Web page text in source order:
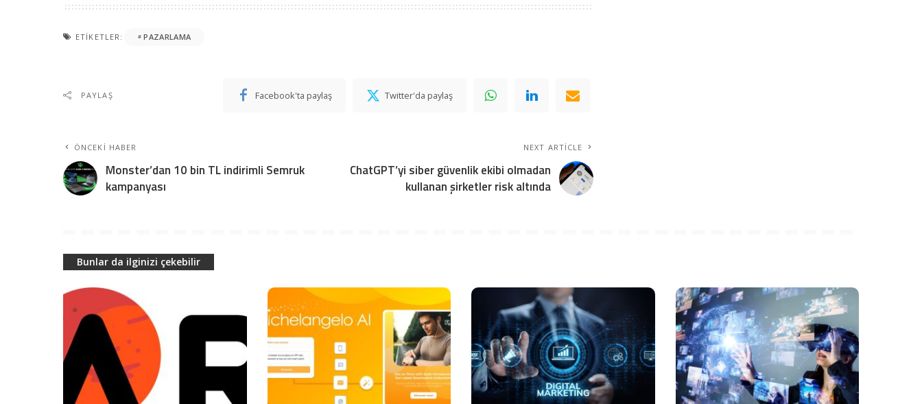
ETIKETLER: PAZARLAMA
PAYLAŞ Facebook'ta paylaş Twitter'da paylaş
ÖNCEKI HABER
Monster’dan 10 bin TL indirimli Semruk
kampanyası
NEXT ARTICLE
ChatGPT’yi siber güvenlik ekibi olmadan
kullanan şirketler risk altında
Bunlar da ilginizi çekebilir